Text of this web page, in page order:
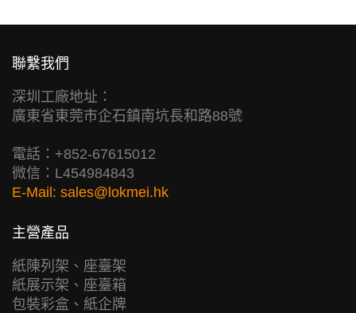
聯繫我們
深圳工廠地址：
廣東省東莞市企石鎮南坑長和路88號
電話：+852-67615012
微信：L454984843
E-Mail: sales@lokmei.hk
主營產品
紙陳列架、座臺架
紙展示架、座臺箱
包裝彩盒、紙企牌